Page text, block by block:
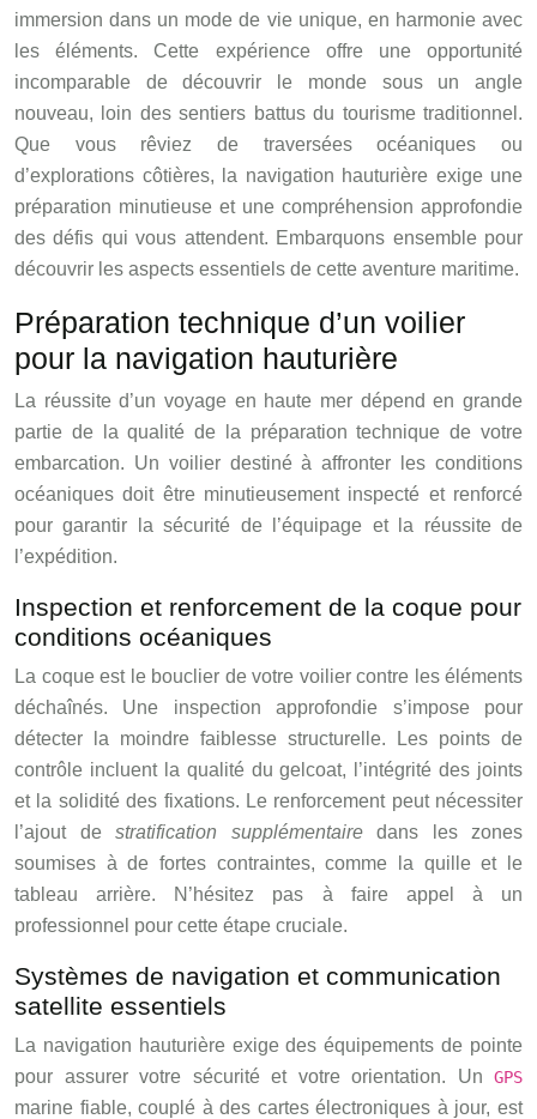
immersion dans un mode de vie unique, en harmonie avec
les éléments. Cette expérience offre une opportunité
incomparable de découvrir le monde sous un angle
nouveau, loin des sentiers battus du tourisme traditionnel.
Que vous rêviez de traversées océaniques ou
d’explorations côtières, la navigation hauturière exige une
préparation minutieuse et une compréhension approfondie
des défis qui vous attendent. Embarquons ensemble pour
découvrir les aspects essentiels de cette aventure maritime.
Préparation technique d’un voilier
pour la navigation hauturière
La réussite d’un voyage en haute mer dépend en grande
partie de la qualité de la préparation technique de votre
embarcation. Un voilier destiné à affronter les conditions
océaniques doit être minutieusement inspecté et renforcé
pour garantir la sécurité de l’équipage et la réussite de
l’expédition.
Inspection et renforcement de la coque pour
conditions océaniques
La coque est le bouclier de votre voilier contre les éléments
déchaînés. Une inspection approfondie s’impose pour
détecter la moindre faiblesse structurelle. Les points de
contrôle incluent la qualité du gelcoat, l’intégrité des joints
et la solidité des fixations. Le renforcement peut nécessiter
l’ajout de stratification supplémentaire dans les zones
soumises à de fortes contraintes, comme la quille et le
tableau arrière. N’hésitez pas à faire appel à un
professionnel pour cette étape cruciale.
Systèmes de navigation et communication
satellite essentiels
La navigation hauturière exige des équipements de pointe
pour assurer votre sécurité et votre orientation. Un GPS
marine fiable, couplé à des cartes électroniques à jour, est